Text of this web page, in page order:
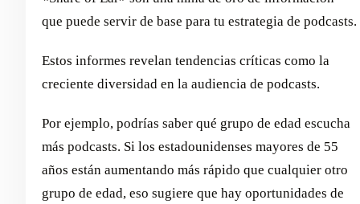
que puede servir de base para tu estrategia de podcasts.
Estos informes revelan tendencias críticas como la
creciente diversidad en la audiencia de podcasts.
Por ejemplo, podrías saber qué grupo de edad escucha
más podcasts. Si los estadounidenses mayores de 55
años están aumentando más rápido que cualquier otro
grupo de edad, eso sugiere que hay oportunidades de